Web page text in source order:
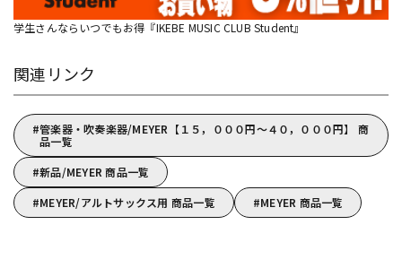
学生さんならいつでもお得『IKEBE MUSIC CLUB Student』
関連リンク
管楽器・吹奏楽器/MEYER【１５，０００円～４０，０００円】 商
品一覧
新品/MEYER 商品一覧
MEYER/アルトサックス用 商品一覧
MEYER 商品一覧